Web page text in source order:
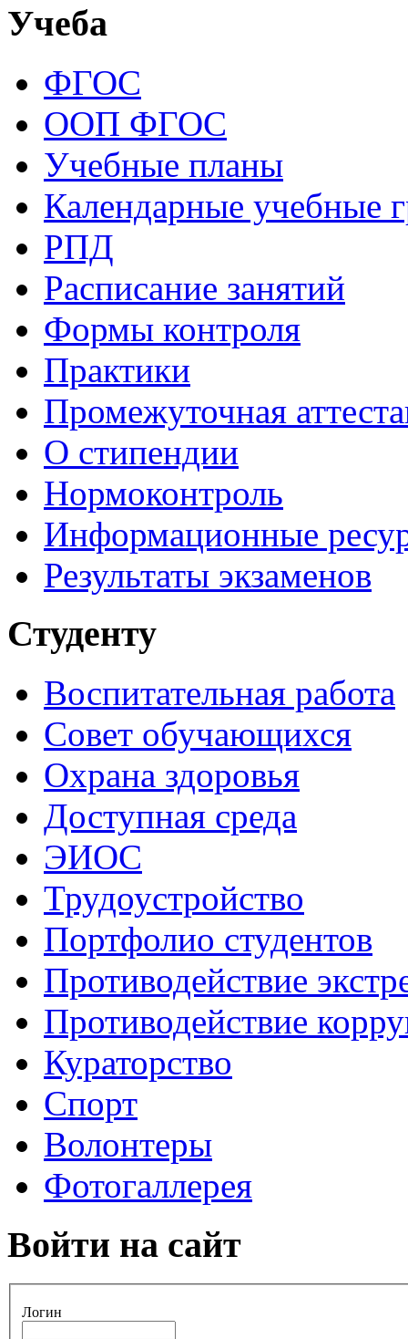
Учеба
ФГОС
ООП ФГОС
Учебные планы
Календарные учебные
РПД
Расписание занятий
Формы контроля
Практики
Промежуточная
О стипендии
Нормоконтроль
Информационные
Результаты экзаменов
Студенту
Воспитательная работа
Совет обучающихся
Охрана здоровья
Доступная среда
ЭИОС
Трудоустройство
Портфолио студентов
Противодействие
Противодействие
Кураторство
Спорт
Волонтеры
Фотогаллерея
Войти на сайт
Логин